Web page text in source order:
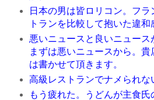
日本の男は皆ロリコン。フラ
トランを比較して抱いた違和
悪いニュースと良いニュース
まずは悪いニュースから。
は書かせて頂きます。
高級レストランでナメられな
もう疲れた。うどんが主食氏